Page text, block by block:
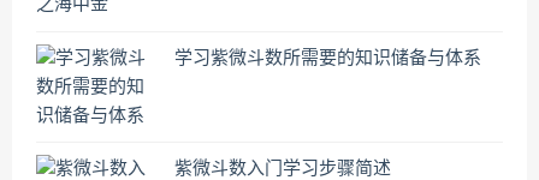
学习紫微斗数所需要的知识储备与体系
紫微斗数入门学习步骤简述